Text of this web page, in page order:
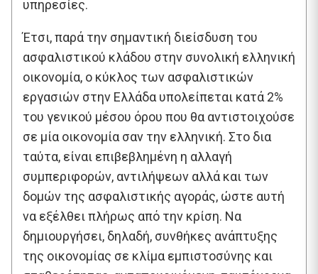
υπηρεσίες.
Έτσι, παρά την σημαντική διείσδυση του
ασφαλιστικού κλάδου στην συνολική ελληνική
οικονομία, ο κύκλος των ασφαλιστικών
εργασιών στην Ελλάδα υπολείπεται κατά 2%
του γενικού μέσου όρου που θα αντιστοιχούσε
σε μία οικονομία σαν την ελληνική. Στο δια
ταύτα, είναι επιβεβλημένη η αλλαγή
συμπεριφορών, αντιλήψεων αλλά και των
δομών της ασφαλιστικής αγοράς, ώστε αυτή
να εξέλθει πλήρως από την κρίση. Να
δημιουργήσει, δηλαδή, συνθήκες ανάπτυξης
της οικονομίας σε κλίμα εμπιστοσύνης και